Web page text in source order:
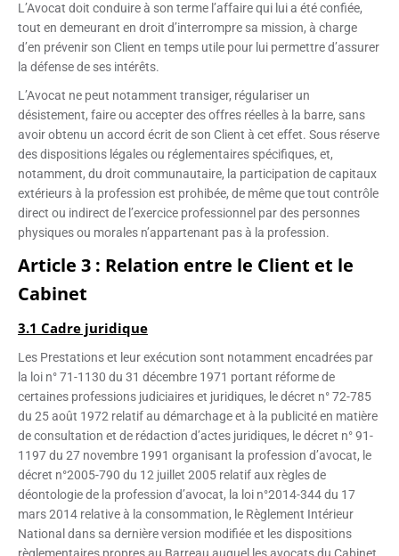
L’Avocat doit conduire à son terme l’affaire qui lui a été confiée,
tout en demeurant en droit d’interrompre sa mission, à charge
d’en prévenir son Client en temps utile pour lui permettre d’assurer
la défense de ses intérêts.
L’Avocat ne peut notamment transiger, régulariser un
désistement, faire ou accepter des offres réelles à la barre, sans
avoir obtenu un accord écrit de son Client à cet effet. Sous réserve
des dispositions légales ou réglementaires spécifiques, et,
notamment, du droit communautaire, la participation de capitaux
extérieurs à la profession est prohibée, de même que tout contrôle
direct ou indirect de l’exercice professionnel par des personnes
physiques ou morales n’appartenant pas à la profession.
Article 3 : Relation entre le Client et le
Cabinet
3.1 Cadre juridique
Les Prestations et leur exécution sont notamment encadrées par
la loi n° 71-1130 du 31 décembre 1971 portant réforme de
certaines professions judiciaires et juridiques, le décret n° 72-785
du 25 août 1972 relatif au démarchage et à la publicité en matière
de consultation et de rédaction d’actes juridiques, le décret n° 91-
1197 du 27 novembre 1991 organisant la profession d’avocat, le
décret n°2005-790 du 12 juillet 2005 relatif aux règles de
déontologie de la profession d’avocat, la loi n°2014-344 du 17
mars 2014 relative à la consommation, le Règlement Intérieur
National dans sa dernière version modifiée et les dispositions